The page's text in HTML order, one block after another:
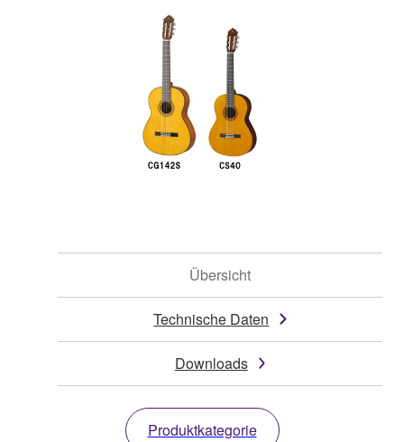
Übersicht
Technische Daten
Downloads
Produktkategorie